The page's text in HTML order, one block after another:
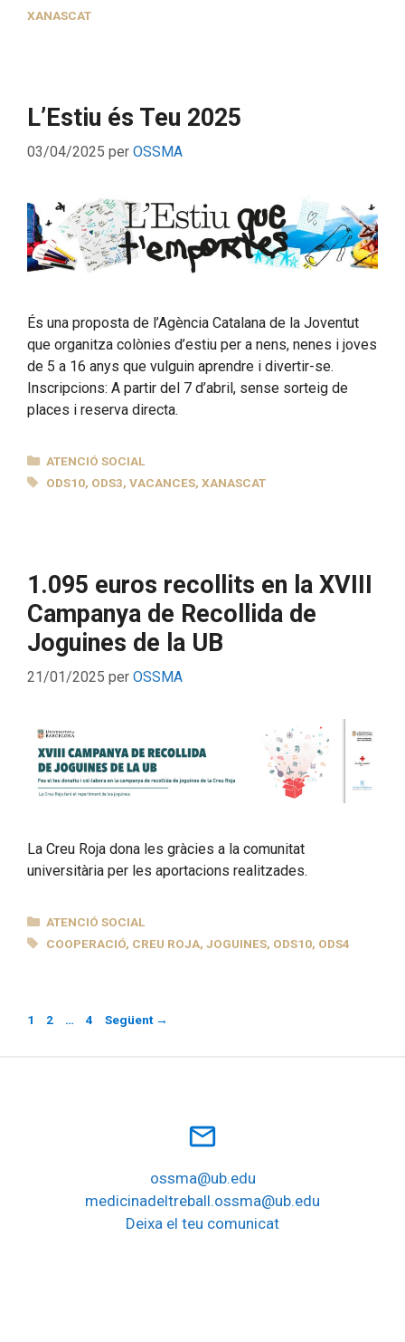
XANASCAT
L’Estiu és Teu 2025
03/04/2025 per OSSMA
És una proposta de l’Agència Catalana de la Joventut
que organitza colònies d’estiu per a nens, nenes i joves
de 5 a 16 anys que vulguin aprendre i divertir-se.
Inscripcions: A partir del 7 d’abril, sense sorteig de
places i reserva directa.
CATEGORIES
ATENCIÓ SOCIAL
ETIQUETES
ODS10, ODS3,VACANCES,XANASCAT
1.095 euros recollits en la XVIII
Campanya de Recollida de
Joguines de la UB
21/01/2025 per OSSMA
La Creu Roja dona les gràcies a la comunitat
universitària per les aportacions realitzades.
CATEGORIES
ATENCIÓ SOCIAL
ETIQUETES
COOPERACIÓ, CREU ROJA,JOGUINES, ODS10, ODS4
Pàgina
1 Pàgina
2 … Pàgina
4 Següent →
mail_outline
ossma@ub.edu
medicinadeltreball.ossma@ub.edu
Deixa el teu comunicat